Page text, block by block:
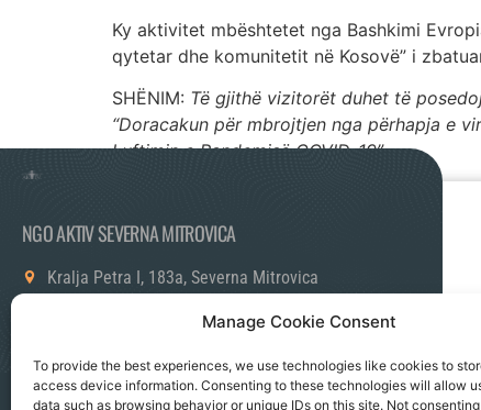
Manage Cookie Consent
To provide the best experiences, we use technologies like cookies to
access device information. Consenting to these technologies will allow
data such as browsing behavior or unique IDs on this site. Not
Ky aktivitet mbështetet nga Bashkimi
qytetar dhe komunitetit në Kosovë” i
SHËNIM: Të gjithë vizitorët duhet të
“Doracakun për mbrojtjen nga përhapja e
Luftimin e Pandemisë COVID-19”.
NGO AKTIV SEVERNA MITROVICA
Kralja Petra I, 183a, Severna Mitrovica
Politika PrivatnostiKontaktirajte nas